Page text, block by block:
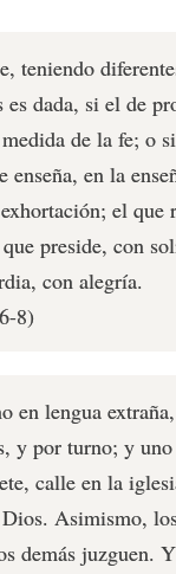
teniendo
es dada, si el de
de la fe; o
enseña, en la
el que
preside, con
con alegría.
8)
en lengua
y por turno; y
calle en la
Asimismo,
demás juzguen.